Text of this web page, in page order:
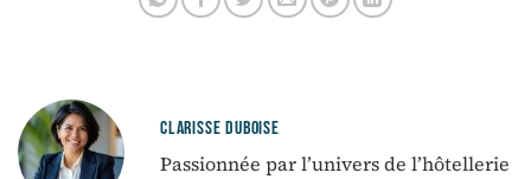
CLARISSE DUBOISE
Passionnée par l’univers de l’hôtellerie